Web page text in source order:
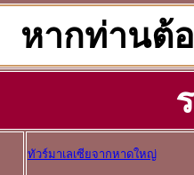
หากท่านต้
ทัวร์มาเลเซียจากหาดใหญ่